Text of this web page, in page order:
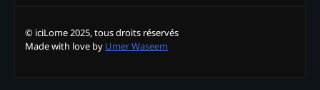
© iciLome 2025, tous droits réservés
Made with love by Umer Waseem